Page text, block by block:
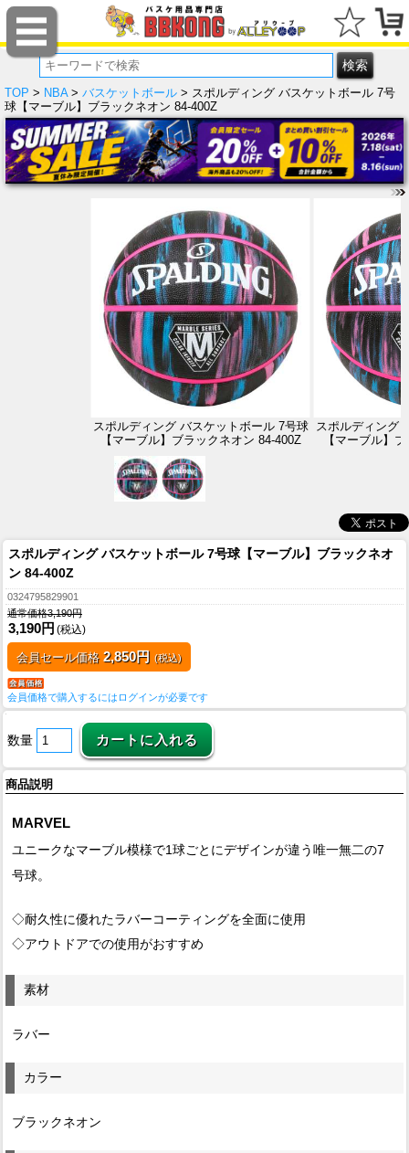
TOP > NBA> バスケットボール > スポルディング バスケットボール 7号
球【マーブル】ブラックネオン 84-400Z
スポルディング バスケットボール 7号球
【マーブル】ブラックネオン 84-400Z
スポルディング
【マーブル】
スポルディング バスケットボール 7号球【マーブル】ブラックネオ
ン 84-400Z
0324795829901
通常価格3,190円
3,190円 (税込)
会員セール価格 2,850円 (税込)
会員価格で購入するにはログインが必要です
数量
商品説明
MARVEL
ユニークなマーブル模様で1球ごとにデザインが違う唯一無二の7
号球。
◇耐久性に優れたラバーコーティングを全面に使用
◇アウトドアでの使用がおすすめ
素材
ラバー
カラー
ブラックネオン